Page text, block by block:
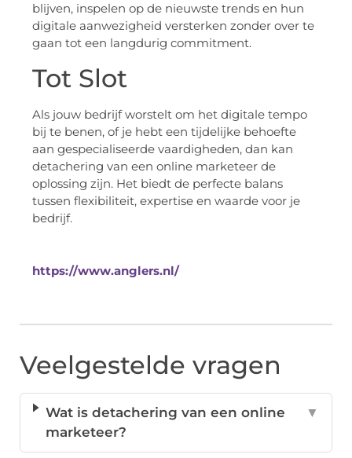
blijven, inspelen op de nieuwste trends en hun
digitale aanwezigheid versterken zonder over te
gaan tot een langdurig commitment.
Tot Slot
Als jouw bedrijf worstelt om het digitale tempo
bij te benen, of je hebt een tijdelijke behoefte
aan gespecialiseerde vaardigheden, dan kan
detachering van een online marketeer de
oplossing zijn. Het biedt de perfecte balans
tussen flexibiliteit, expertise en waarde voor je
bedrijf.
https://www.anglers.nl/
Veelgestelde vragen
Wat is detachering van een online
marketeer?
▼